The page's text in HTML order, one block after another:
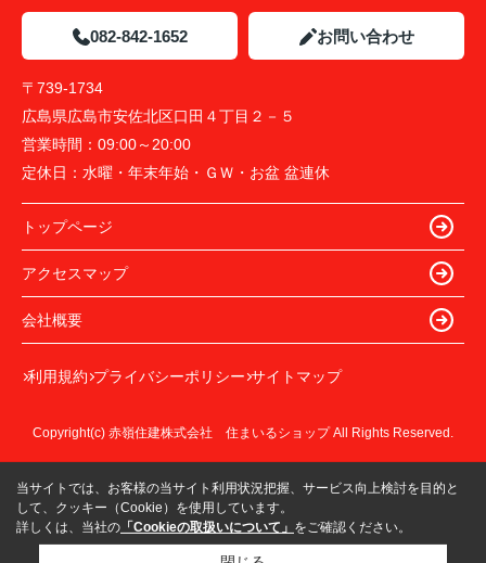
082-842-1652 お問い合わせ
〒739-1734
広島県広島市安佐北区口田４丁目２－５
営業時間： 09:00～20:00
定休日： 水曜・年末年始・ＧＷ・お盆 盆連休
トップページ
アクセスマップ
会社概要
利用規約 プライバシーポリシー サイトマップ
Copyright(c) 赤嶺住建株式会社 住まいるショップ All Rights Reserved.
当サイトでは、お客様の当サイト利用状況把握、サービス向上検討を目的と
して、クッキー（Cookie）を使用しています。
詳しくは、当社の 「Cookieの取扱いについて」 をご確認ください。